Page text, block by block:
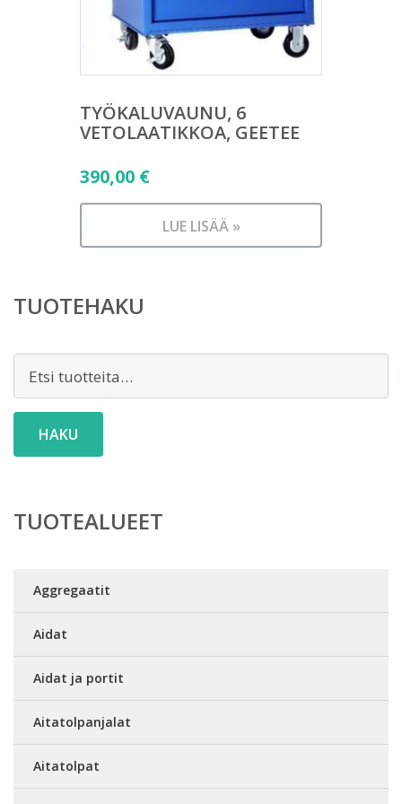
TYÖKALUVAUNU, 6
VETOLAATIKKOA, GEETEE
390,00 €
LUE LISÄÄ »
TUOTEHAKU
HAKU
TUOTEALUEET
Aggregaatit
Aidat
Aidat ja portit
Aitatolpanjalat
Aitatolpat